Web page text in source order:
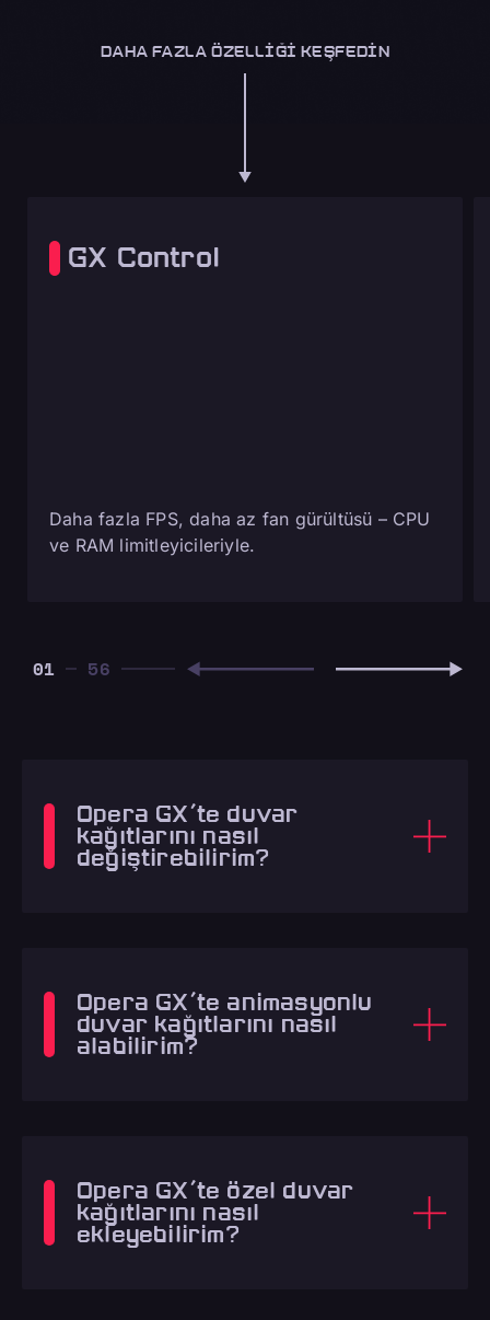
DAHA FAZLA ÖZELLIĞI KEŞFEDIN
GX Control
Daha fazla FPS, daha az fan gürültüsü – CPU
ve RAM limitleyicileriyle.
01
Opera GX'te duvar
kağıtlarını nasıl
değiştirebilirim?
Opera GX'te animasyonlu
duvar kağıtlarını nasıl
alabilirim?
Opera GX'te özel duvar
kağıtlarını nasıl
ekleyebilirim?